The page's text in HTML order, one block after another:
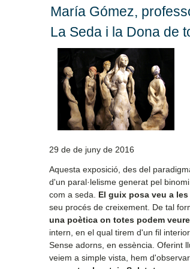
María Gómez,
La Seda i la Dona de
29 de de juny de 2016
Aquesta exposició, des del
d'un paral·lelisme generat pel
com a seda. El guix posa veu a
seu procés de creixement. De tal
una poètica on totes podem
intern, en el qual tirem d'un fil
Sense adorns, en essència. Oferint
veiem a simple vista, hem